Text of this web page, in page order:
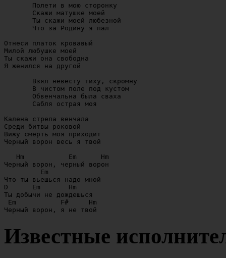
       Полети в мою сторонку
       Скажи матушке моей
       Ты скажи моей любезной
       Что за Родину я пал
Отнеси платок кровавый
Милой любушке моей
Ты скажи она свободна
Я женился на другой
       Взял невесту тиху, скромну
       В чистом поле под кустом
       Обвенчальна была сваха
       Сабля острая моя
Калена стрела венчала
Среди битвы роковой
Вижу смерть моя приходит
Черный ворон весь я твой
   Hm		Em	Hm
Черный ворон, черный ворон
Что ты вьешься надо мной
D      Em	Hm
Ты добычи не дождешься
Em	      F#     Hm
Известные